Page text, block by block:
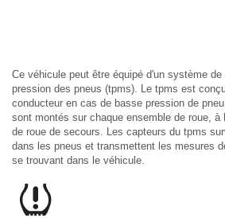
Ce véhicule peut être équipé d'un système
pression des pneus (tpms). Le tpms est
conducteur en cas de basse pression de
sont montés sur chaque ensemble de roue, à
de roue de secours. Les capteurs du tpms
dans les pneus et transmettent les mesures
se trouvant dans le véhicule.